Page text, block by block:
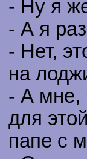
- Ну я
- А я
- Нет,
на
- А мне,
для
папе с